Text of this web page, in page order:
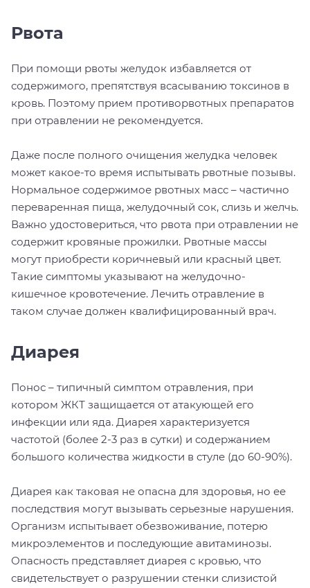
Рвота
При помощи рвоты желудок избавляется от
содержимого, препятствуя всасыванию токсинов в
кровь. Поэтому прием противорвотных препаратов
при отравлении не рекомендуется.
Даже после полного очищения желудка человек
может какое-то время испытывать рвотные позывы.
Нормальное содержимое рвотных масс – частично
переваренная пища, желудочный сок, слизь и желчь.
Важно удостовериться, что рвота при отравлении не
содержит кровяные прожилки. Рвотные массы
могут приобрести коричневый или красный цвет.
Такие симптомы указывают на желудочно-
кишечное кровотечение. Лечить отравление в
таком случае должен квалифицированный врач.
Диарея
Понос – типичный симптом отравления, при
котором ЖКТ защищается от атакующей его
инфекции или яда. Диарея характеризуется
частотой (более 2-3 раз в сутки) и содержанием
большого количества жидкости в стуле (до 60-90%).
Диарея как таковая не опасна для здоровья, но ее
последствия могут вызывать серьезные нарушения.
Организм испытывает обезвоживание, потерю
микроэлементов и последующие авитаминозы.
Опасность представляет диарея с кровью, что
свидетельствует о разрушении стенки слизистой